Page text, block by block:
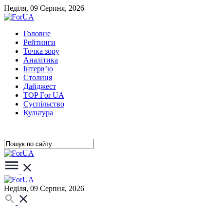
Неділя, 09 Серпня, 2026
Головне
Рейтинги
Точка зору
Аналітика
Інтерв’ю
Столиця
Дайджест
TOP For UA
Суспiльство
Культура
Неділя, 09 Серпня, 2026